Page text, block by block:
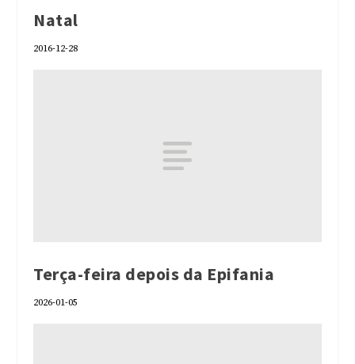
Natal
2016-12-28
Terça-feira depois da Epifania
2026-01-05